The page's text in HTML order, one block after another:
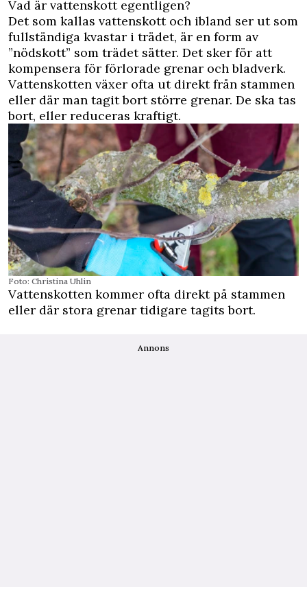
Vad är vattenskott egentligen?
Det som kallas vattenskott och ibland ser ut som
fullständiga kvastar i trädet, är en form av
”nödskott” som trädet sätter. Det sker för att
kompensera för förlorade grenar och bladverk.
Vattenskotten växer ofta ut direkt från stammen
eller där man tagit bort större grenar. De ska tas
bort, eller reduceras kraftigt.
Foto: Christina Uhlin
Vattenskotten kommer ofta direkt på stammen
eller där stora grenar tidigare tagits bort.
Annons